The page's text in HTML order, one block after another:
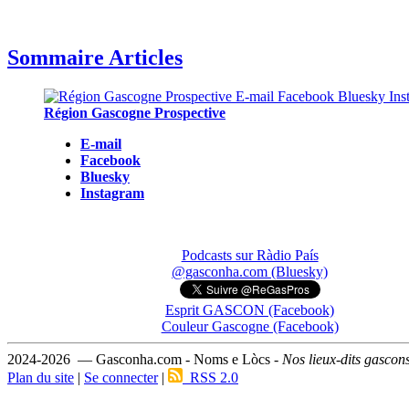
Sommaire Articles
Région Gascogne Prospective
E-mail
Facebook
Bluesky
Instagram
Podcasts sur Ràdio País
@gasconha.com (Bluesky)
Esprit GASCON (Facebook)
Couleur Gascogne (Facebook)
2024-2026 — Gasconha.com - Noms e Lòcs - Nos lieux-dits
Plan du site | Se connecter| RSS 2.0